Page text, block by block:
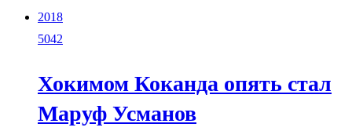
2018
5042
Хокимом Коканда опять стал
Маруф Усманов